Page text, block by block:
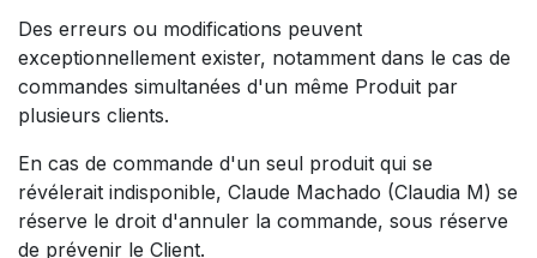
Des erreurs ou modifications peuvent
exceptionnellement exister, notamment dans le cas de
commandes simultanées d'un même Produit par
plusieurs clients.
En cas de commande d'un seul produit qui se
révélerait indisponible, Claude Machado (Claudia M) se
réserve le droit d'annuler la commande, sous réserve
de prévenir le Client.